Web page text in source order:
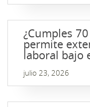
¿Cumples
permite
laboral bajo
julio 23, 2026